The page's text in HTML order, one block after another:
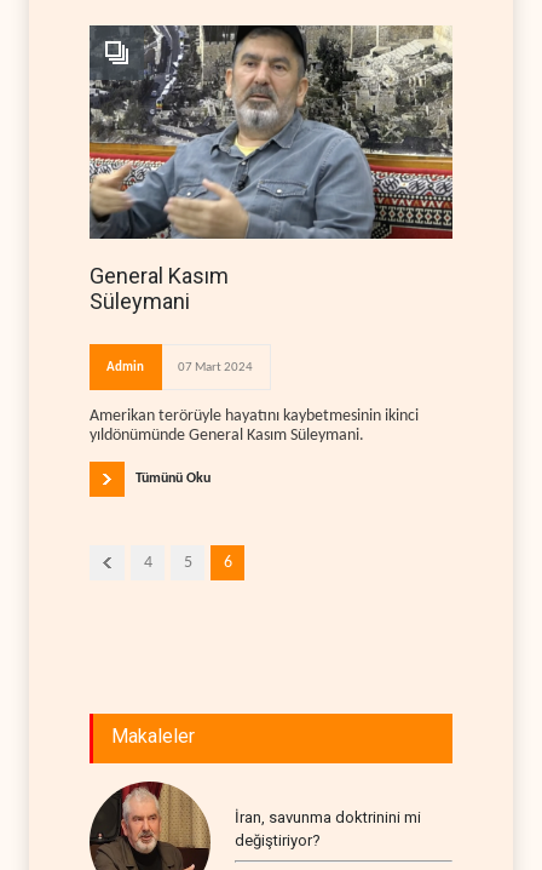
General Kasım
Süleymani
Admin 07 Mart 2024
Amerikan terörüyle hayatını kaybetmesinin ikinci
yıldönümünde General Kasım Süleymani.
Tümünü Oku
4 5 6
Makaleler
İran, savunma doktrinini mi
değiştiriyor?